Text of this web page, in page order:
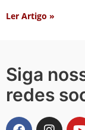
Ler Artigo »
Siga
redes